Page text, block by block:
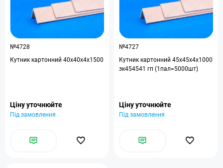
№4728
Кутник картонний 40х40х4х1500
Ціну уточнюйте
Під замовлення
№4727
Кутник картонний 45x45x4x1000
зк454541 гп (1пал=5000шт)
Ціну уточнюйте
Під замовлення